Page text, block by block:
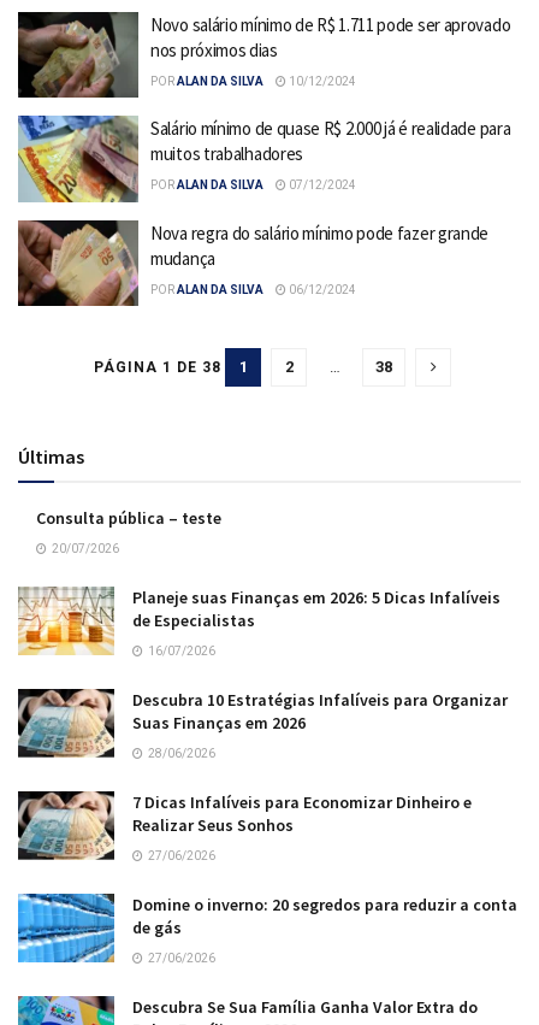
Novo salário mínimo de R$ 1.711 pode ser aprovado
nos próximos dias
PORALAN DA SILVA 10/12/2024
Salário mínimo de quase R$ 2.000 já é realidade para
muitos trabalhadores
PORALAN DA SILVA 07/12/2024
Nova regra do salário mínimo pode fazer grande
mudança
PORALAN DA SILVA 06/12/2024
PÁGINA 1 DE 38 1 2 … 38
Últimas
Consulta pública – teste
20/07/2026
Planeje suas Finanças em 2026: 5 Dicas Infalíveis
de Especialistas
16/07/2026
Descubra 10 Estratégias Infalíveis para Organizar
Suas Finanças em 2026
28/06/2026
7 Dicas Infalíveis para Economizar Dinheiro e
Realizar Seus Sonhos
27/06/2026
Domine o inverno: 20 segredos para reduzir a conta
de gás
27/06/2026
Descubra Se Sua Família Ganha Valor Extra do